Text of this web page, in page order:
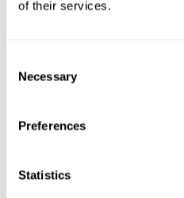
of their services.
Selection
Necessary
Preferences
Statistics
Test de Reconocimiento
objetos diferentes a los
:
de bolas con diferentes
la serie de números para
pero irá incrementando
cometa algún error. Habrá